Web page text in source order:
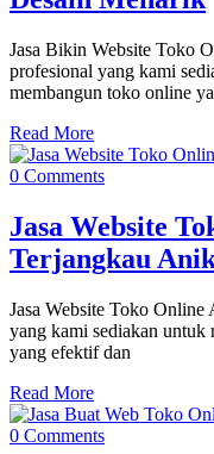
Jasa Bikin Website Toko
profesional yang kami
membangun toko online
Read More
0 Comments
Jasa Website
Terjangkau
Jasa Website Toko
yang kami sediakan untuk
yang efektif dan
Read More
0 Comments